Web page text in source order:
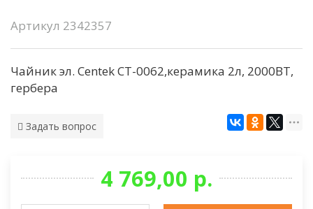
Артикул 2342357
Чайник эл. Centek СТ-0062,керамика 2л, 2000ВТ,
гербера
Задать вопрос
4 769,00 р.